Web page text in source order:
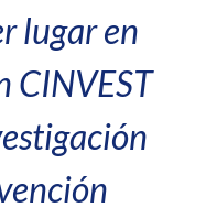
lugar en
CINVEST